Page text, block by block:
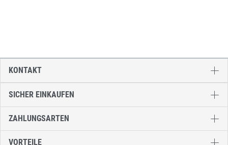
SICHER EINKAUFEN
ZAHLUNGSARTEN
VORTEILE
KONTAKT